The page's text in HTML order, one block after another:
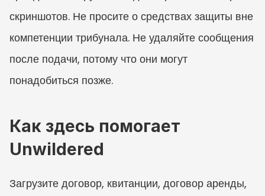
скриншотов. Не просите о средствах защиты вне
компетенции трибунала. Не удаляйте сообщения
после подачи, потому что они могут
понадобиться позже.
Как здесь помогает
Unwildered
Загрузите договор, квитанции, договор аренды,